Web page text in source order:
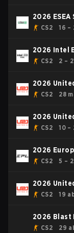
2026 ESEA
CS2 16 –
2026 Intel
CS2 2 –
2026
CS2 28
2026
CS2 10 –
2026
CS2 5 –
2026
CS2 19
2026 Blast
CS2 29